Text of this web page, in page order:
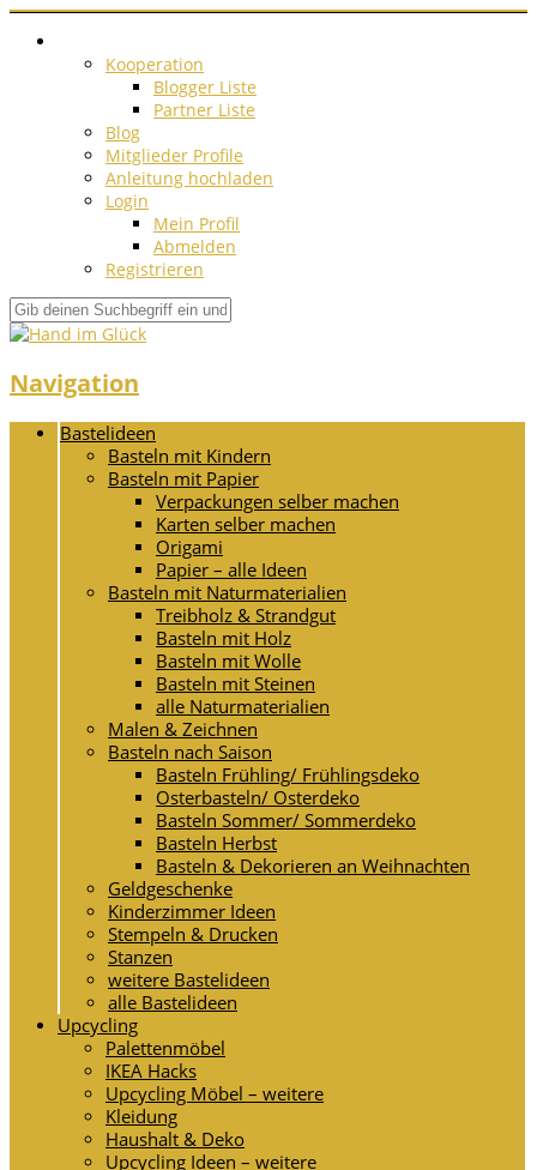
Kooperation
Blogger Liste
Partner Liste
Blog
Mitglieder Profile
Anleitung hochladen
Login
Mein Profil
Abmelden
Registrieren
Navigation
Bastelideen
Basteln mit Kindern
Basteln mit Papier
Verpackungen selber machen
Karten selber machen
Origami
Papier – alle Ideen
Basteln mit Naturmaterialien
Treibholz & Strandgut
Basteln mit Holz
Basteln mit Wolle
Basteln mit Steinen
alle Naturmaterialien
Malen & Zeichnen
Basteln nach Saison
Basteln Frühling/ Frühlingsdeko
Osterbasteln/ Osterdeko
Basteln Sommer/ Sommerdeko
Basteln Herbst
Basteln & Dekorieren an Weihnachten
Geldgeschenke
Kinderzimmer Ideen
Stempeln & Drucken
Stanzen
weitere Bastelideen
alle Bastelideen
Upcycling
Palettenmöbel
IKEA Hacks
Upcycling Möbel – weitere
Kleidung
Haushalt & Deko
Upcycling Ideen – weitere